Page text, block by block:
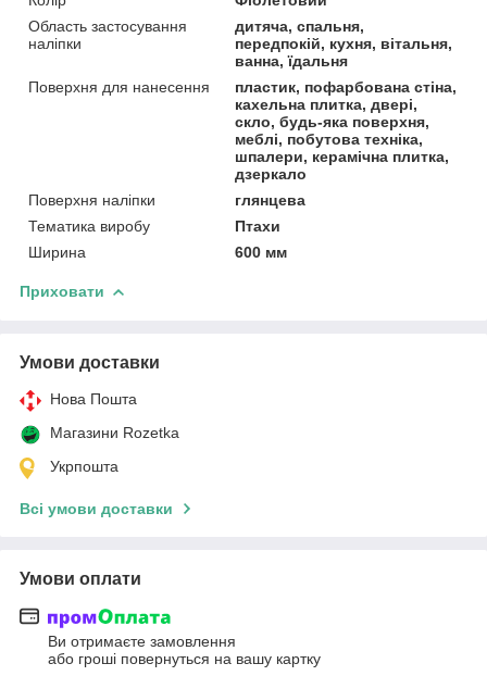
Область застосування
наліпки
дитяча, спальня,
передпокій, кухня, вітальня,
ванна, їдальня
Поверхня для нанесення
пластик, пофарбована стіна,
кахельна плитка, двері,
скло, будь-яка поверхня,
меблі, побутова техніка,
шпалери, керамічна плитка,
дзеркало
Поверхня наліпки
глянцева
Тематика виробу
Птахи
Ширина
600 мм
Приховати
Умови доставки
Нова Пошта
Магазини Rozetka
Укрпошта
Всі умови доставки
Умови оплати
Ви отримаєте замовлення
або гроші повернуться на вашу картку